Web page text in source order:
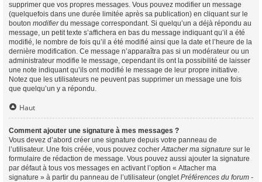
supprimer que vos propres messages. Vous pouvez modifier un message
(quelquefois dans une durée limitée après sa publication) en cliquant sur le
bouton modifierdu message correspondant. Si quelqu’un a déjà répondu au
message, un petit texte s’affichera en bas du message indiquant qu’il a été
modifié, le nombre de fois qu’il a été modifié ainsi que la date et l’heure de la
dernière modification. Ce message n’apparaîtra pas si un modérateur ou un
administrateur modifie le message, cependant ils ont la possibilité de laisser
une note indiquant qu’ils ont modifié le message de leur propre initiative.
Notez que les utilisateurs ne peuvent pas supprimer un message une fois
que quelqu’un y a répondu.
Haut
Comment ajouter une signature à mes messages ?
Vous devez d’abord créer une signature depuis votre panneau de
l’utilisateur. Une fois créée, vous pouvez cocherAttacher ma signature sur le
formulaire de rédaction de message. Vous pouvez aussi ajouter la signature
par défaut à tous vos messages en activant l’option « Attacher ma
signature » à partir du panneau de l’utilisateur (ongletPréférences du forum -